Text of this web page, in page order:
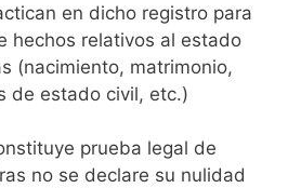
en dicho registro para
hechos relativos al estado
(nacimiento, matrimonio,
de estado civil, etc.)
prueba legal de
no se declare su nulidad